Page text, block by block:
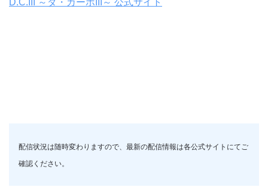
配信状況は随時変わりますので、最新の配信情報は各公式サイトにてご
確認ください。